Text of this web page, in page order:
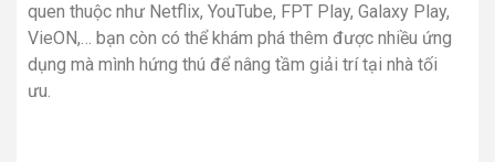
quen thuộc như Netflix, YouTube, FPT Play, Galaxy Play,
VieON,… bạn còn có thể khám phá thêm được nhiều ứng
dụng mà mình hứng thú để nâng tầm giải trí tại nhà tối
ưu.